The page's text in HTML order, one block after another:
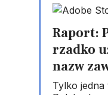
Raport:
rzadko
nazw
Tylko